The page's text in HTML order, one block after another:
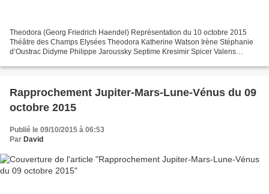
Theodora (Georg Friedrich Haendel) Représentation du 10 octobre 2015
Théâtre des Champs Elysées Theodora Katherine Watson Irène Stéphanie
d’Oustrac Didyme Philippe Jaroussky Septime Kresimir Spicer Valens
Rapprochement Jupiter-Mars-Lune-Vénus du 09
octobre 2015
Publié le 09/10/2015 à 06:53
Par David